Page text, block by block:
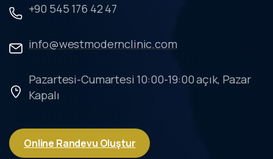
+90 545 176 42 47
info@westmodernclinic.com
Pazartesi-Cumartesi 10:00-19:00 açık, Pazar
Kapalı
Online Randevu Oluştur